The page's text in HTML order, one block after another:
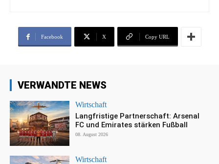
Facebook X Copy URL
VERWANDTE NEWS
Wirtschaft
Langfristige Partnerschaft: Arsenal
FC und Emirates stärken Fußball
08. August 2026
Wirtschaft